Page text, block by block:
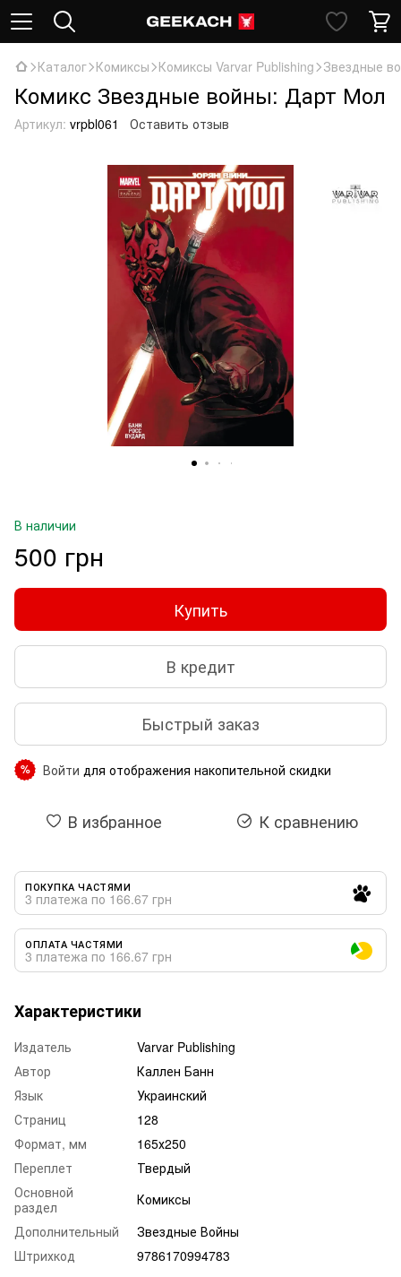
Каталог Комиксы Комиксы Varvar Publishing Звездные
Комикс Звездные войны: Дарт Мол
Артикул: vrpbl061 Оставить отзыв
В наличии
500 грн
Купить
В кредит
Быстрый заказ
% Войти для отображения накопительной скидки
В избранное К сравнению
ПОКУПКА ЧАСТЯМИ
3 платежа по 166.67 грн
ОПЛАТА ЧАСТЯМИ
3 платежа по 166.67 грн
Характеристики
Издатель
Varvar Publishing
Автор
Каллен Банн
Язык
Украинский
Страниц
128
Формат, мм
165х250
Переплет
Твердый
Основной
раздел
Комиксы
Дополнительный
Звездные Войны
Штрихкод
9786170994783